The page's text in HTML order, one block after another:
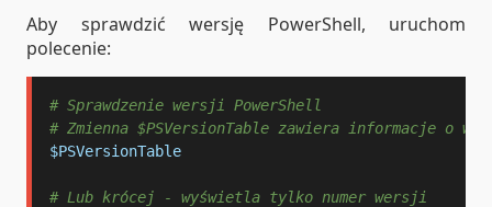
Aby sprawdzić wersję PowerShell, uruchom
polecenie:
# Sprawdzenie wersji PowerShell
# Zmienna $PSVersionTable zawiera informacje o
$PSVersionTable
# Lub krócej - wyświetla tylko numer wersji